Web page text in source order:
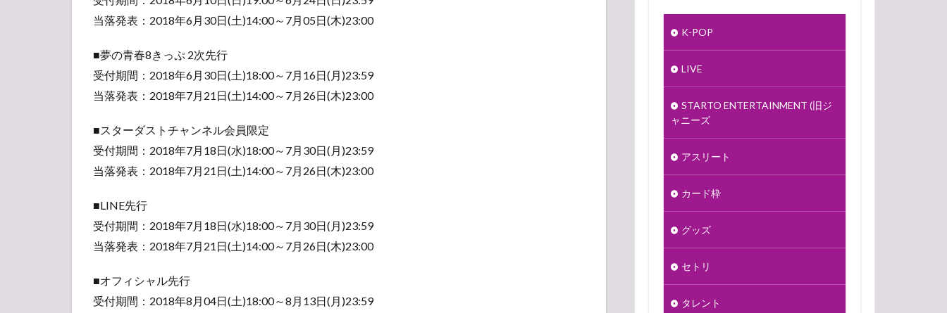
さいたまスーパーアリーナ周辺の最寄り宿泊ホテル
最寄り駐車場
当落発表：2018年6月30日(土)14:00～7月05日(木)23:00
■夢の青春8きっぷ 2次先行
受付期間：2018年6月30日(土)18:00～7月16日(月)23:59
当落発表：2018年7月21日(土)14:00～7月26日(木)23:00
■スターダストチャンネル会員限定
受付期間：2018年7月18日(水)18:00～7月30日(月)23:59
当落発表：2018年7月21日(土)14:00～7月26日(木)23:00
■LINE先行
受付期間：2018年7月18日(水)18:00～7月30日(月)23:59
当落発表：2018年7月21日(土)14:00～7月26日(木)23:00
■オフィシャル先行
受付期間：2018年8月04日(土)18:00～8月13日(月)23:59
K-POP
LIVE
STARTO ENTERTAINMENT (旧ジ
ャニーズ
アスリート
カード枠
グッズ
セトリ
タレント